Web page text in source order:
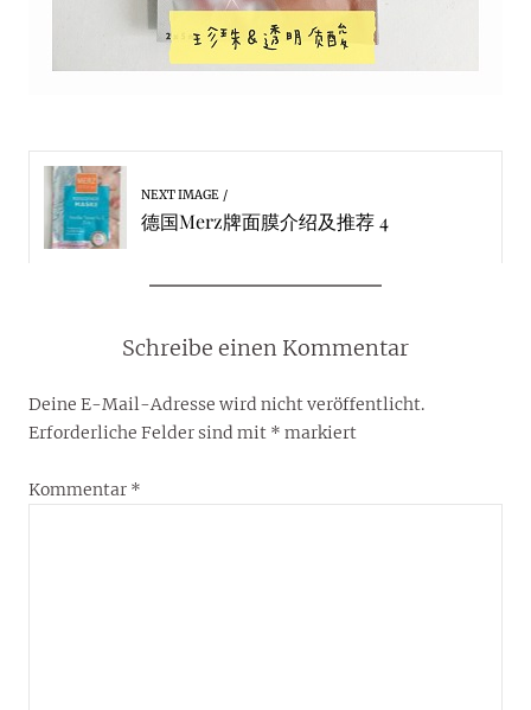
NEXT IMAGE
德国Merz牌面膜介绍及推荐 4
Schreibe einen Kommentar
Deine E-Mail-Adresse wird nicht veröffentlicht.
Erforderliche Felder sind mit * markiert
Kommentar *